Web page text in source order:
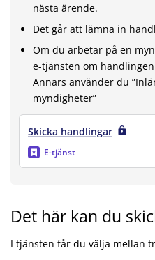
nästa ärende.
Det går att lämna in
Om du arbetar på en
e-tjänsten om
Annars använder du
myndigheter”
Skicka handlingar
E-tjänst
Det här kan du
I tjänsten får du välja mellan